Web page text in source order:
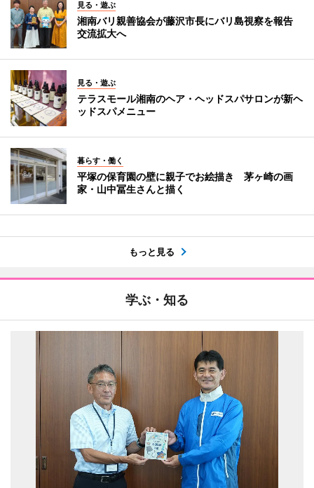
見る・遊ぶ
湘南バリ親善協会が藤沢市長にバリ島視察を報告
交流拡大へ
見る・遊ぶ
テラスモール湘南のヘア・ヘッドスパサロンが新ヘ
ッドスパメニュー
暮らす・働く
平塚の保育園の壁に親子でお絵描き 茅ヶ崎の画
家・山中冨生さんと描く
もっと見る
学ぶ・知る